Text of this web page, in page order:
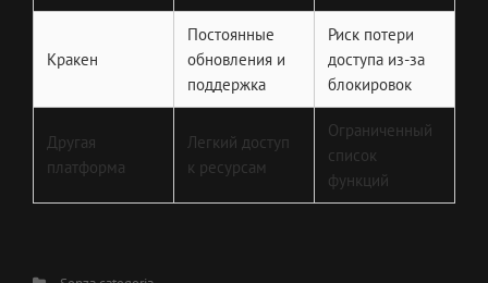
Кракен
Постоянные
обновления и
поддержка
Риск потери
доступа из-за
блокировок
Другая
платформа
Легкий доступ
к ресурсам
Ограниченный
список
функций